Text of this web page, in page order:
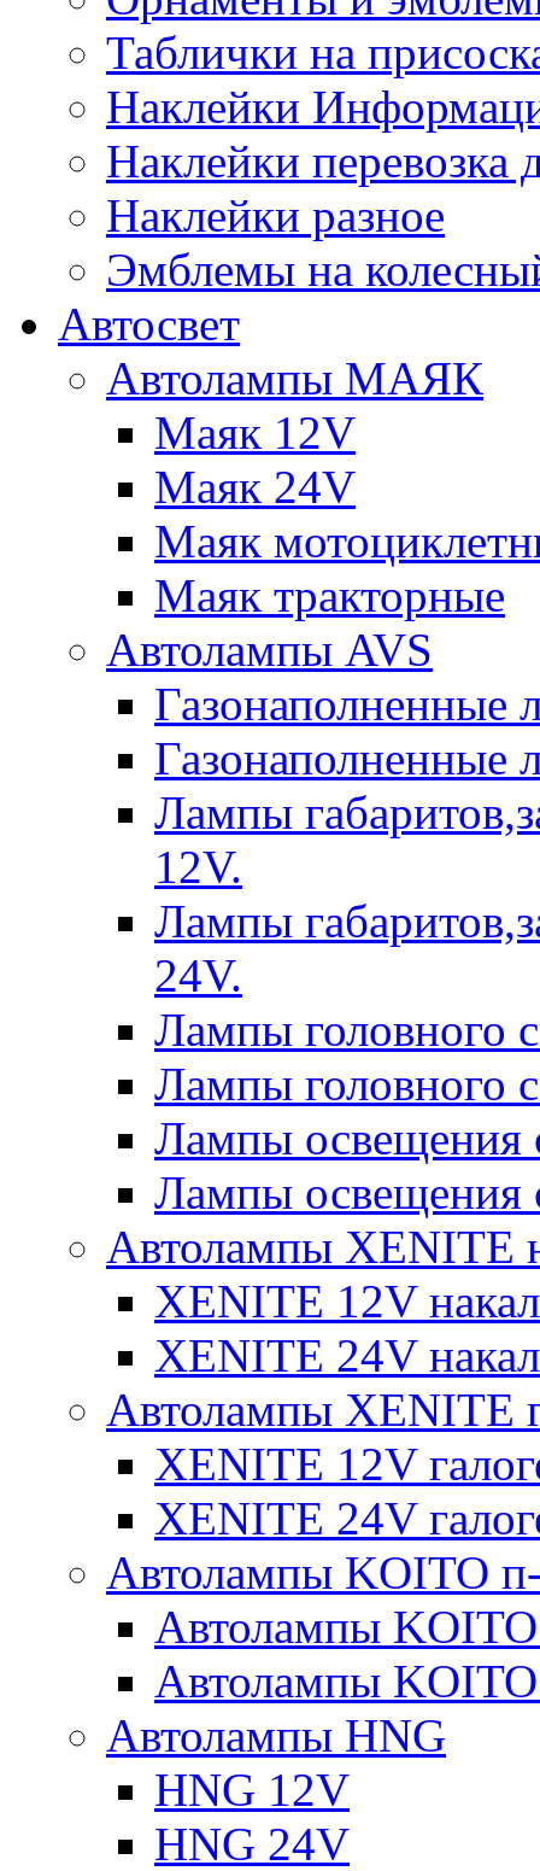
Таблички на
Наклейки
Наклейки перевозка
Наклейки разное
Эмблемы на
Автосвет
Автолампы МАЯК
Маяк 12V
Маяк 24V
Маяк
Маяк тракторные
Автолампы AVS
Газонаполненные
Газонаполненные
Лампы
12V.
Лампы
24V.
Лампы головного
Лампы головного
Лампы освещения
Лампы освещения
Автолампы XENITE
XENITE 12V
XENITE 24V
Автолампы XENITE
XENITE 12V
XENITE 24V
Автолампы KOITO
Автолампы
Автолампы
Автолампы HNG
HNG 12V
HNG 24V